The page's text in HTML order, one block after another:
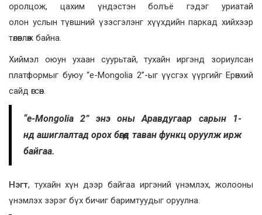
оролцож, цахим үндэстэн болъё гэдэг уриатай
олон услын түвшний үзэсгэлэнг хүүхдийн паркад хийхээр
төлөвлөж байна.
Хиймэл оюун ухаан суурьтай, тухайн иргэнд зориулсан
платформыг буюу “e-Mongolia 2”-ыг үүсгэх үүргийг Ерөнхий
сайд өгсөн.
“e-Mongolia 2” энэ оны Аравдугаар сарын 1-
нд ашиглалтад орох бөгөөд таван функц оруулж ирж
байгаа.
Нэгт, тухайн хүн дээр байгаа иргэний үнэмлэх, жолооны
үнэмлэх зэрэг бүх бичиг баримтуудыг оруулна.